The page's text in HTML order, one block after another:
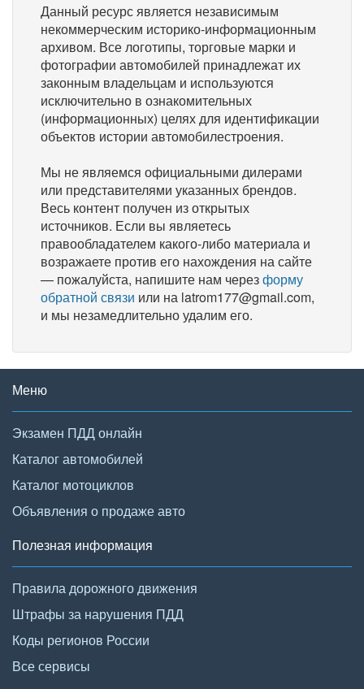
Данный ресурс является независимым
некоммерческим историко-информационным
архивом. Все логотипы, торговые марки и
фотографии автомобилей принадлежат их
законным владельцам и используются
исключительно в ознакомительных
(информационных) целях для идентификации
объектов истории автомобилестроения.
Мы не являемся официальными дилерами
или представителями указанных брендов.
Весь контент получен из открытых
источников. Если вы являетесь
правообладателем какого-либо материала и
возражаете против его нахождения на сайте
— пожалуйста, напишите нам черезформу
обратной связи или на latrom177@gmail.com,
и мы незамедлительно удалим его.
Меню
Экзамен ПДД онлайн
Каталог автомобилей
Каталог мотоциклов
Объявления о продаже авто
Полезная информация
Правила дорожного движения
Штрафы за нарушения ПДД
Коды регионов России
Все сервисы